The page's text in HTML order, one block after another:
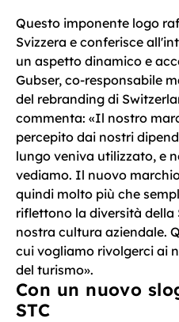
Questo imponente logo
Svizzera e conferisce
un aspetto dinamico e
Gubser, co-responsabile
del rebranding di
commenta: «Il nostro
percepito dai nostri
lungo veniva utilizzato, e
vediamo. Il nuovo
quindi molto più che
riflettono la diversità della
nostra cultura aziendale.
cui vogliamo rivolgerci ai
del turismo».
Con un nuovo
STC